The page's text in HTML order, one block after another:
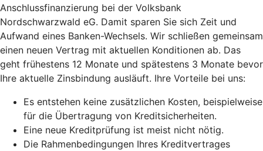
Anschlussfinanzierung bei der Volksbank
Nordschwarzwald eG. Damit sparen Sie sich Zeit und
Aufwand eines Banken-Wechsels. Wir schließen gemeinsam
einen neuen Vertrag mit aktuellen Konditionen ab. Das
geht frühestens 12 Monate und spätestens 3 Monate bevor
Ihre aktuelle Zinsbindung ausläuft. Ihre Vorteile bei uns:
Es entstehen keine zusätzlichen Kosten, beispielweise
für die Übertragung von Kreditsicherheiten.
Eine neue Kreditprüfung ist meist nicht nötig.
Die Rahmenbedingungen Ihres Kreditvertrages